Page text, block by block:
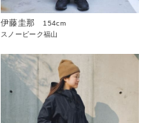
伊藤圭那
154cm
スノーピーク福山